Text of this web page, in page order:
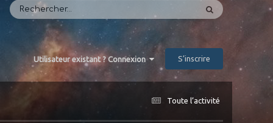
Utilisateur existant ? Connexion S’inscrire
Toute l’activité